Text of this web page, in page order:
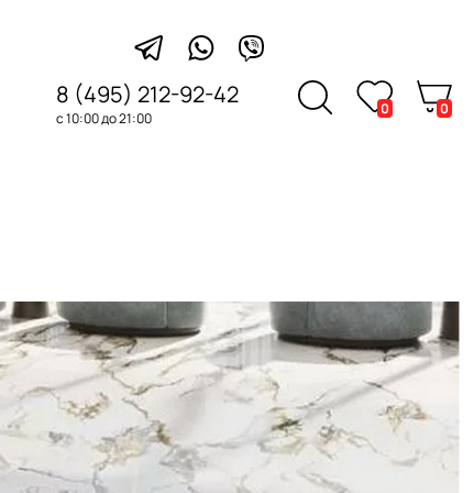
8 (495) 212-92-42
с 10:00 до 21:00
0 0